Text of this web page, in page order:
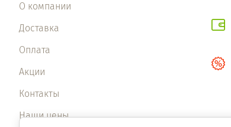
О компании
Доставка
Оплата
Акции
Контакты
Наши цены